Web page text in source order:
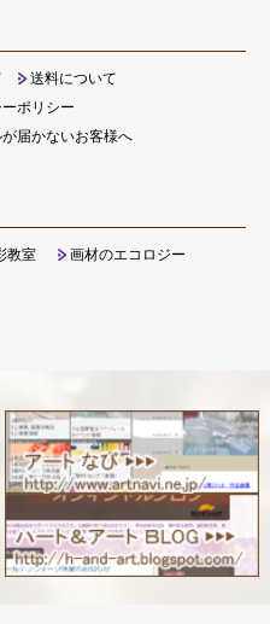
送料について
ポリシー
が届かないお客様へ
教室
画材のエコロジー